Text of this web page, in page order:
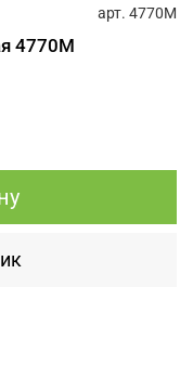
арт. 4770M
4770M